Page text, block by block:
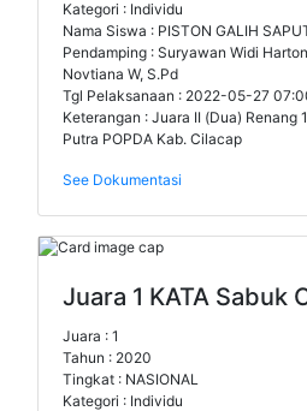
Kategori : Individu
Nama Siswa : PISTON GALIH
Pendamping : Suryawan Widi
Novtiana W, S.Pd
Tgl Pelaksanaan : 2022-05-27
Keterangan : Juara II (Dua) Renang
Putra POPDA Kab. Cilacap
See Dokumentasi
Juara 1 KATA Sabuk
Juara : 1
Tahun : 2020
Tingkat : NASIONAL
Kategori : Individu